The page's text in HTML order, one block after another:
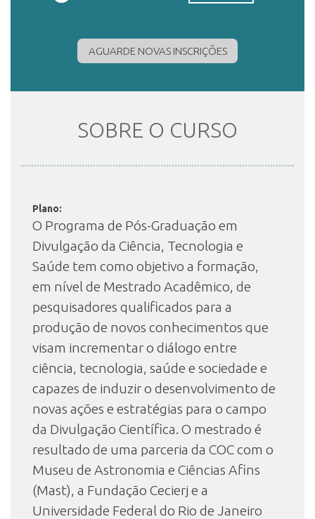
DOCENTES
CONTATO
AGUARDE NOVAS INSCRIÇÕES
SOBRE O CURSO
Plano:
O Programa de Pós-Graduação em
Divulgação da Ciência, Tecnologia e
Saúde tem como objetivo a formação,
em nível de Mestrado Acadêmico, de
pesquisadores qualificados para a
produção de novos conhecimentos que
visam incrementar o diálogo entre
ciência, tecnologia, saúde e sociedade e
capazes de induzir o desenvolvimento de
novas ações e estratégias para o campo
da Divulgação Científica. O mestrado é
resultado de uma parceria da COC com o
Museu de Astronomia e Ciências Afins
(Mast), a Fundação Cecierj e a
Universidade Federal do Rio de Janeiro